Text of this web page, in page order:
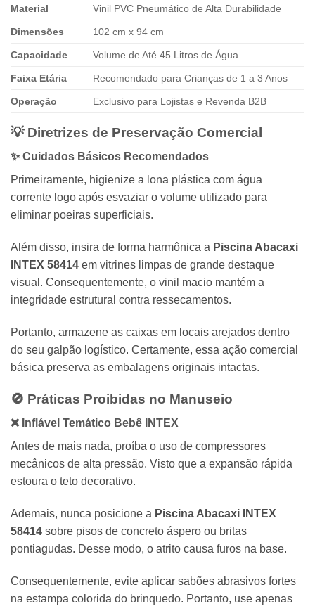
Material Vinil PVC Pneumático de Alta Durabilidade
Dimensões 102 cm x 94 cm
Capacidade Volume de Até 45 Litros de Água
Faixa Etária Recomendado para Crianças de 1 a 3 Anos
Operação Exclusivo para Lojistas e Revenda B2B
💡 Diretrizes de Preservação Comercial
✨ Cuidados Básicos Recomendados
Primeiramente, higienize a lona plástica com água
corrente logo após esvaziar o volume utilizado para
eliminar poeiras superficiais.
Além disso, insira de forma harmônica a Piscina Abacaxi
INTEX 58414 em vitrines limpas de grande destaque
visual. Consequentemente, o vinil macio mantém a
integridade estrutural contra ressecamentos.
Portanto, armazene as caixas em locais arejados dentro
do seu galpão logístico. Certamente, essa ação comercial
básica preserva as embalagens originais intactas.
🚫 Práticas Proibidas no Manuseio
❌ Inflável Temático Bebê
INTEX
Antes de mais nada, proíba o uso de compressores
mecânicos de alta pressão. Visto que a expansão rápida
estoura o teto decorativo.
Ademais, nunca posicione a Piscina Abacaxi INTEX
58414 sobre pisos de concreto áspero ou britas
pontiagudas. Desse modo, o atrito causa furos na base.
Consequentemente, evite aplicar sabões abrasivos fortes
na estampa colorida do brinquedo. Portanto, use apenas